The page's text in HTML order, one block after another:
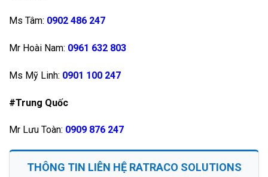
Ms Tâm: 0902 486 247
Mr Hoài Nam: 0961 632 803
Ms Mỹ Linh: 0901 100 247
#Trung Quốc
Mr Lưu Toàn: 0909 876 247
THÔNG TIN LIÊN HỆ RATRACO SOLUTIONS